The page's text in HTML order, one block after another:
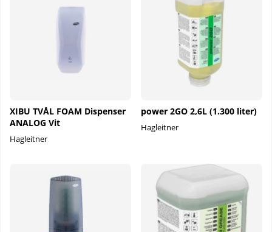
XIBU TVÅL FOAM Dispenser
ANALOG Vit
Hagleitner
power 2GO 2,6L (1.300 liter)
Hagleitner